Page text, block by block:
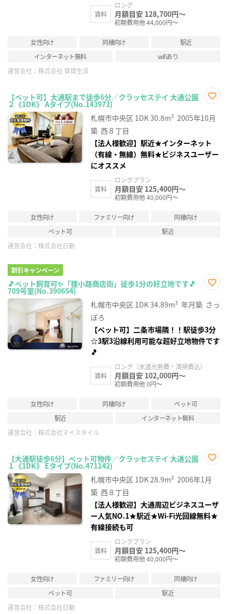
賃料
ロング
月額目安 128,700円～
初期費用他 44,000円～
女性向け 同棲向け
駅近
インターネット無料
wifiあり
運営会社： 株式会社 賃貸生活
【ペット可】大通駅まで徒歩6分／クラッセステイ 大通公園
２《1DK》 Aタイプ(No.143973)
に入
り登
札幌市中央区 1DK30.8m² 2005年10月
築 西８丁目
【法人様歓迎】駅近★インターネット
（有線・無線）無料★ビジネスユーザー
にオススメ
賃料
ロングプラン
月額目安 125,400円～
初期費用他 40,000円～
女性向け ファミリー向け
同棲向け
ペット可
駅近
運営会社： 株式会社日動
割引キャンペーン
🎵ペット飼育可✨「狸小路商店街」徒歩1分の好立地です🎵
709号室(No.390654)
に入
り登
札幌市中央区 1DK34.89m² 年月築 さっ
ぽろ
【ペット可】二条市場隣！！駅徒歩3分
☆3駅3沿線利用可能な超好立地物件です
🎵
賃料
ロング（水道光熱費・清掃費込）
月額目安 102,000円～
初期費用他 0円～
女性向け 同棲向け
ペット可
駅近
インターネット無料
運営会社： 株式会社マイスタイル
【大通駅徒歩6分】ペット可物件／クラッセステイ 大通公園
１《1DK》 Eタイプ(No.471142)
に入
り登
札幌市中央区 1DK28.9m² 2006年1月
築 西８丁目
【法人様歓迎】大通周辺ビジネスユーザ
ー人気NO.1★駅近★Wi-Fi光回線無料★
有線接続も可
賃料
ロングプラン
月額目安 125,400円～
初期費用他 40,000円～
女性向け ファミリー向け
同棲向け
ペット可
駅近
運営会社： 株式会社日動